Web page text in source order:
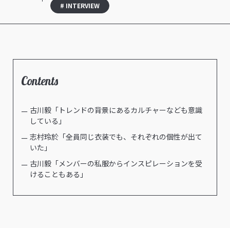
# INTERVIEW
Contents
古川毅「トレンドの背景にあるカルチャーなども意識
している」
志村玲於「全員同じ衣装でも、それぞれの個性が出て
いた」
古川毅「メンバーの私服からインスピレーションを受
けることもある」